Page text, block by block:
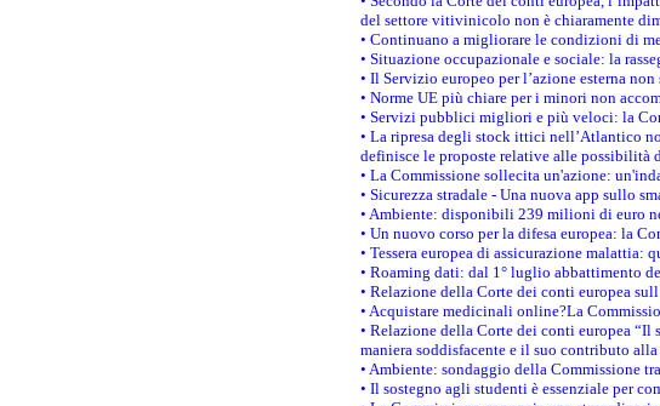
del settore vitivinicolo non è chiaramente
• Continuano a migliorare le condizioni di
• Situazione occupazionale e sociale: la
• Il Servizio europeo per l’azione esterna
• Norme UE più chiare per i minori non
• Servizi pubblici migliori e più veloci: la
• La ripresa degli stock ittici nell’Atlantico
definisce le proposte relative alle possibilità
• La Commissione sollecita un'azione:
• Sicurezza stradale - Una nuova app sullo
• Ambiente: disponibili 239 milioni di euro
• Un nuovo corso per la difesa europea: la
• Tessera europea di assicurazione
• Roaming dati: dal 1° luglio abbattimento
• Relazione della Corte dei conti europea
• Acquistare medicinali online?La
• Relazione della Corte dei conti europea
maniera soddisfacente e il suo contributo
• Ambiente: sondaggio della Commissione
• Il sostegno agli studenti è essenziale per